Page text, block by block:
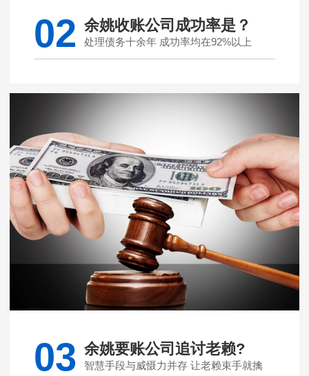
02 余姚收账公司成功率是？
处理债务十余年 成功率均在92%以上
03 余姚要账公司追讨老赖?
智慧手段与威慑力并存 让老赖束手就擒